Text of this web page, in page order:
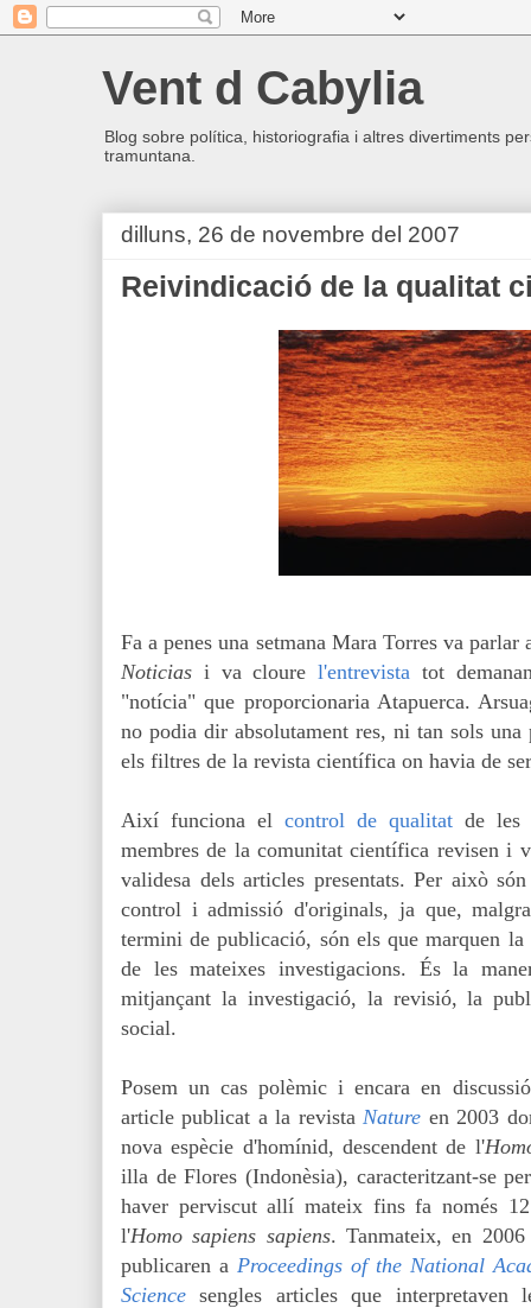
Vent d Cabylia
Blog sobre política, historiografia i altres divertiments
tramuntana.
dilluns, 26 de novembre del 2007
Reivindicació de la qualitat
Fa a penes una setmana Mara Torres va parlar
Noticias i va clourel'entrevista tot
"notícia" que proporcionaria Atapuerca.
no podia dir absolutament res, ni tan sols una
els filtres de la revista científica on havia de
Així funciona el control de qualitat de les
membres de la comunitat científica revisen i
validesa dels articles presentats. Per això
control i admissió d'originals, ja que,
termini de publicació, són els que marquen
de les mateixes investigacions. És la
mitjançant la investigació, la revisió, la
social.
Posem un cas polèmic i encara en
article publicat a la revistaNature en 2003
nova espècie d'homínid, descendent de l'
illa de Flores (Indonèsia), caracteritzant-se
haver perviscut allí mateix fins fa només
l'Homo sapiens sapiens. Tanmateix, en 2006
publicaren a Proceedings of the National
Science sengles articles que interpretaven